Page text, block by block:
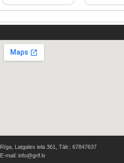
Rīga, Latgales iela 361, Tālr.: 67847637
E-mail: info@grif.lv